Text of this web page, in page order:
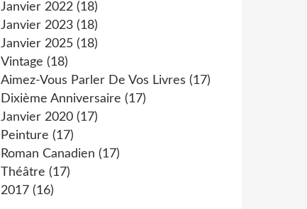
Janvier 2022 (18)
Janvier 2023 (18)
Janvier 2025 (18)
Vintage (18)
Aimez-Vous Parler De Vos Livres (17)
Dixième Anniversaire (17)
Janvier 2020 (17)
Peinture (17)
Roman Canadien (17)
Théâtre (17)
2017 (16)